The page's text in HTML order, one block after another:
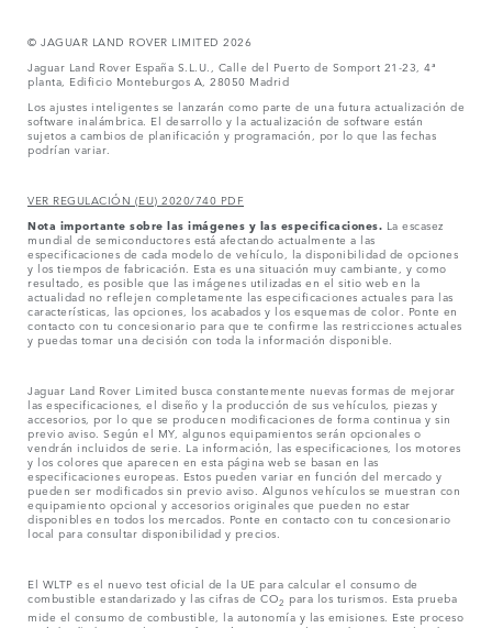
© JAGUAR LAND ROVER LIMITED 2026
Jaguar Land Rover España S.L.U., Calle del Puerto de Somport 21-23, 4ª
planta, Edificio Monteburgos A, 28050 Madrid
Los ajustes inteligentes se lanzarán como parte de una futura actualización de
software inalámbrica. El desarrollo y la actualización de software están
sujetos a cambios de planificación y programación, por lo que las fechas
podrían variar.
VER REGULACIÓN (EU) 2020/740 PDF
Nota importante sobre las imágenes y las especificaciones. La escasez
mundial de semiconductores está afectando actualmente a las
especificaciones de cada modelo de vehículo, la disponibilidad de opciones
y los tiempos de fabricación. Esta es una situación muy cambiante, y como
resultado, es posible que las imágenes utilizadas en el sitio web en la
actualidad no reflejen completamente las especificaciones actuales para las
características, las opciones, los acabados y los esquemas de color. Ponte en
contacto con tu concesionario para que te confirme las restricciones actuales
y puedas tomar una decisión con toda la información disponible.
Jaguar Land Rover Limited busca constantemente nuevas formas de mejorar
las especificaciones, el diseño y la producción de sus vehículos, piezas y
accesorios, por lo que se producen modificaciones de forma continua y sin
previo aviso. Según el MY, algunos equipamientos serán opcionales o
vendrán incluidos de serie. La información, las especificaciones, los motores
y los colores que aparecen en esta página web se basan en las
especificaciones europeas. Estos pueden variar en función del mercado y
pueden ser modificados sin previo aviso. Algunos vehículos se muestran con
equipamiento opcional y accesorios originales que pueden no estar
disponibles en todos los mercados. Ponte en contacto con tu concesionario
local para consultar disponibilidad y precios.
El WLTP es el nuevo test oficial de la UE para calcular el consumo de
combustible estandarizado y las cifras de CO2 para los turismos. Esta prueba
mide el consumo de combustible, la autonomía y las emisiones. Este proceso